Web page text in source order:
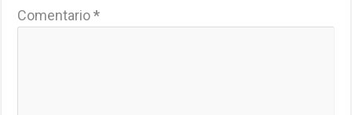
Comentario*